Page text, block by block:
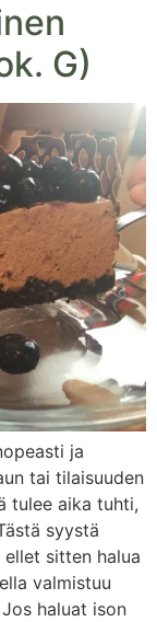
G)
ja
tai tilaisuuden
tulee aika tuhti,
syystä
sitten halua
valmistuu
haluat ison